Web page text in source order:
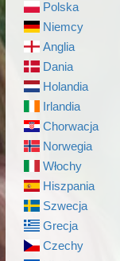
Polska
Niemcy
Anglia
Dania
Holandia
Irlandia
Chorwacja
Norwegia
Włochy
Hiszpania
Szwecja
Grecja
Czechy